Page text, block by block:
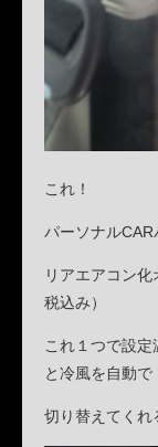
これ！
パーソナル
リアエアコン
税込み）
これ１つで設定
と冷風を自動で
切り替えてくれ